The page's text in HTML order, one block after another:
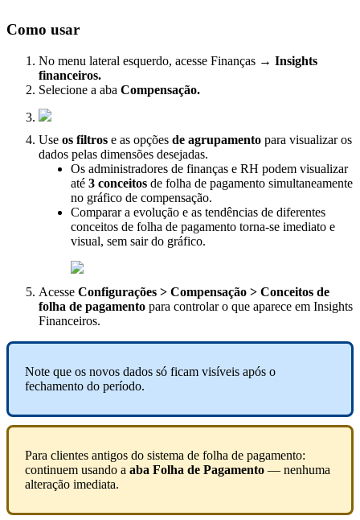
Como usar
No menu lateral esquerdo, acesse Finanças → Insights
financeiros.
Selecione a aba Compensação.
Use os filtros e as opções de agrupamento para visualizar os
dados pelas dimensões desejadas.
Os administradores de finanças e RH podem visualizar
até 3 conceitos de folha de pagamento simultaneamente
no gráfico de compensação.
Comparar a evolução e as tendências de diferentes
conceitos de folha de pagamento torna-se imediato e
visual, sem sair do gráfico.
Acesse Configurações > Compensação > Conceitos de
folha de pagamento para controlar o que aparece em Insights
Financeiros.
Note que os novos dados só ficam visíveis após o
fechamento do período.
Para clientes antigos do sistema de folha de pagamento:
continuem usando a aba Folha de Pagamento — nenhuma
alteração imediata.